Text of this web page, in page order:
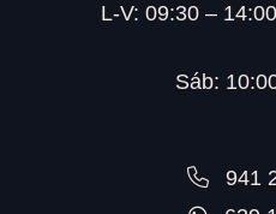
L-V: 09:30 –
Sáb:
941